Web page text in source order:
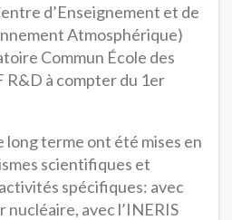
d’Enseignement et de
Atmosphérique)
Commun École des
R&D à compter du 1er
long terme ont été mises en
scientifiques et
spécifiques: avec
nucléaire, avec l’INERIS